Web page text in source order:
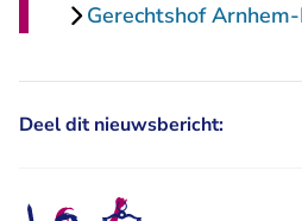
Gerechtshof
Deel dit nieuwsbericht: